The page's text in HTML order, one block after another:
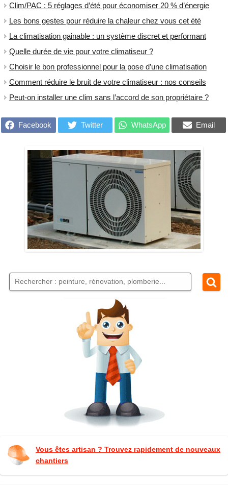
Clim/PAC : 5 réglages d’été pour économiser 20 % d’énergie
Les bons gestes pour réduire la chaleur chez vous cet été
La climatisation gainable : un système discret et performant
Quelle durée de vie pour votre climatiseur ?
Choisir le bon professionnel pour la pose d’une climatisation
Comment réduire le bruit de votre climatiseur : nos conseils
Peut-on installer une clim sans l’accord de son propriétaire ?
Facebook Twitter WhatsApp Email
Vous êtes artisan ? Trouvez rapidement de nouveaux
chantiers